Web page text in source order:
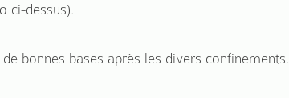
ci-dessus).
bonnes bases après les divers confinements.